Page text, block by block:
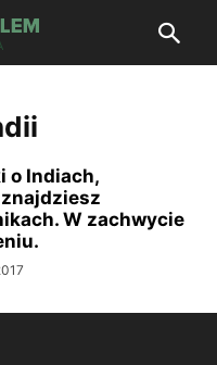
o Indiach,
W zachwycie